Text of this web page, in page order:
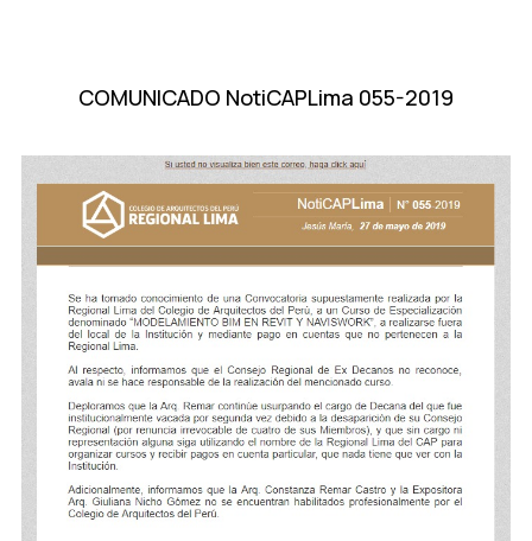
COMUNICADO NotiCAPLima 055-2019